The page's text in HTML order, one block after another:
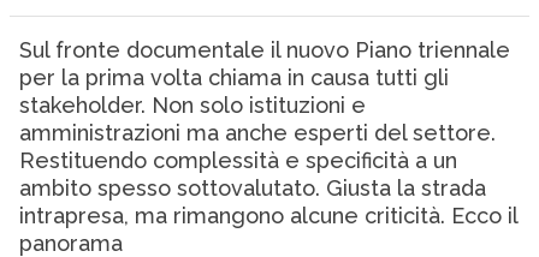
Sul fronte documentale il nuovo Piano triennale
per la prima volta chiama in causa tutti gli
stakeholder. Non solo istituzioni e
amministrazioni ma anche esperti del settore.
Restituendo complessità e specificità a un
ambito spesso sottovalutato. Giusta la strada
intrapresa, ma rimangono alcune criticità. Ecco il
panorama